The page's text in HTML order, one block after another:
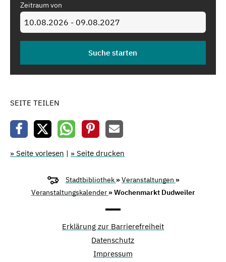
Zeitraum von
SEITE TEILEN
» Seite vorlesen | » Seite drucken
Stadtbibliothek »Veranstaltungen »
Veranstaltungskalender » Wochenmarkt Dudweiler
Erklärung zur Barrierefreiheit
Datenschutz
Impressum